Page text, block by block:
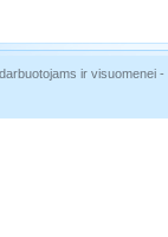
ir visuomenei